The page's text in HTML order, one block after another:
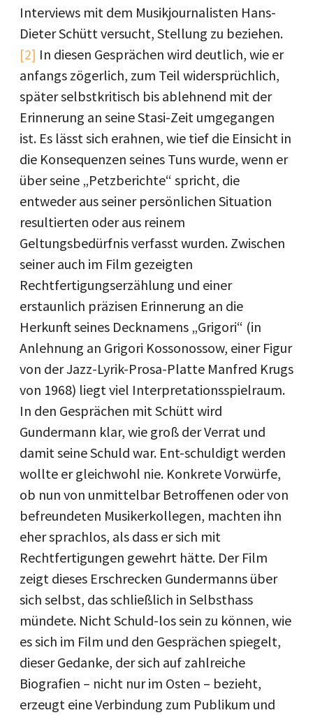
Interviews mit dem Musikjournalisten Hans-
Dieter Schütt versucht, Stellung zu beziehen.
[2] In diesen Gesprächen wird deutlich, wie er
anfangs zögerlich, zum Teil widersprüchlich,
später selbstkritisch bis ablehnend mit der
Erinnerung an seine Stasi-Zeit umgegangen
ist. Es lässt sich erahnen, wie tief die Einsicht in
die Konsequenzen seines Tuns wurde, wenn er
über seine „Petzberichte“ spricht, die
entweder aus seiner persönlichen Situation
resultierten oder aus reinem
Geltungsbedürfnis verfasst wurden. Zwischen
seiner auch im Film gezeigten
Rechtfertigungserzählung und einer
erstaunlich präzisen Erinnerung an die
Herkunft seines Decknamens „Grigori“ (in
Anlehnung an Grigori Kossonossow, einer Figur
von der Jazz-Lyrik-Prosa-Platte Manfred Krugs
von 1968) liegt viel Interpretationsspielraum.
In den Gesprächen mit Schütt wird
Gundermann klar, wie groß der Verrat und
damit seine Schuld war. Ent-schuldigt werden
wollte er gleichwohl nie. Konkrete Vorwürfe,
ob nun von unmittelbar Betroffenen oder von
befreundeten Musikerkollegen, machten ihn
eher sprachlos, als dass er sich mit
Rechtfertigungen gewehrt hätte. Der Film
zeigt dieses Erschrecken Gundermanns über
sich selbst, das schließlich in Selbsthass
mündete. Nicht Schuld-los sein zu können, wie
es sich im Film und den Gesprächen spiegelt,
dieser Gedanke, der sich auf zahlreiche
Biografien – nicht nur im Osten – bezieht,
erzeugt eine Verbindung zum Publikum und